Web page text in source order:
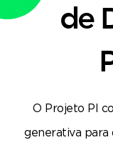
de
O Projeto PI
generativa